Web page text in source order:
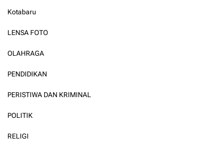
Kotabaru
LENSA FOTO
OLAHRAGA
PENDIDIKAN
PERISTIWA DAN KRIMINAL
POLITIK
RELIGI